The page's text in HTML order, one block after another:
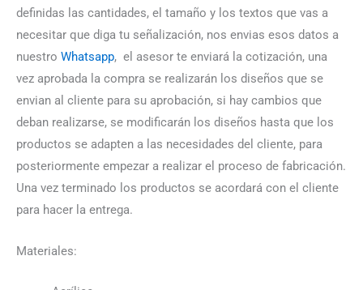
definidas las cantidades, el tamaño y los textos que vas a
necesitar que diga tu señalización, nos envias esos datos a
nuestro Whatsapp, el asesor te enviará la cotización, una
vez aprobada la compra se realizarán los diseños que se
envian al cliente para su aprobación, si hay cambios que
deban realizarse, se modificarán los diseños hasta que los
productos se adapten a las necesidades del cliente, para
posteriormente empezar a realizar el proceso de fabricación.
Una vez terminado los productos se acordará con el cliente
para hacer la entrega.
Materiales: